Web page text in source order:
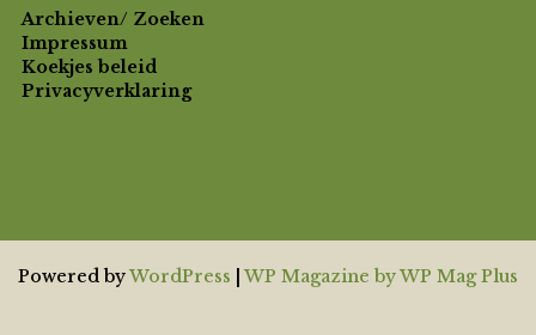
Archieven/ Zoeken
Impressum
Koekjes beleid
Privacyverklaring
Powered byWordPress WP Magazine by WP Mag Plus